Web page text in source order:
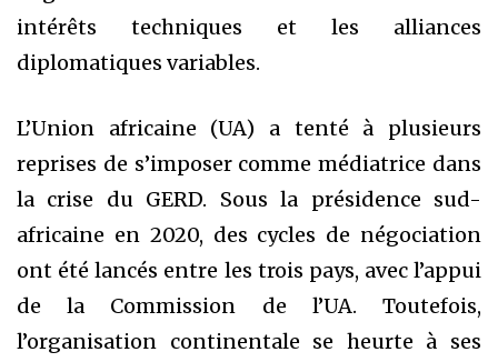
intérêts techniques et les alliances
diplomatiques variables.
L’Union africaine (UA) a tenté à plusieurs
reprises de s’imposer comme médiatrice dans
la crise du GERD. Sous la présidence sud-
africaine en 2020, des cycles de négociation
ont été lancés entre les trois pays, avec l’appui
de la Commission de l’UA. Toutefois,
l’organisation continentale se heurte à ses